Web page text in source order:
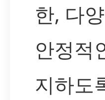
한, 다
안정적
지하도